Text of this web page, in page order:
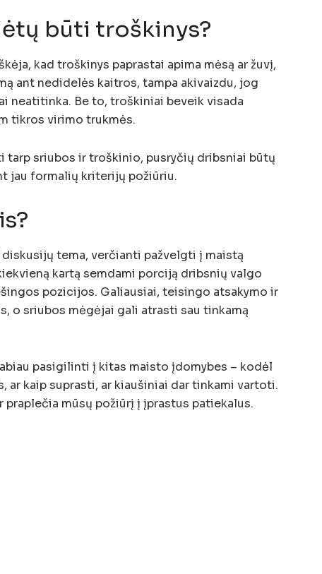
būti troškinys?
kad troškinys paprastai apima mėsą ar žuvį,
ant nedidelės kaitros, tampa akivaizdu, jog
neatitinka. Be to, troškiniai beveik visada
tikros virimo trukmės.
tarp sriubos ir troškinio, pusryčių dribsniai būtų
jau formalių kriterijų požiūriu.
tema, verčianti pažvelgti į maistą
kartą semdami porciją dribsnių valgo
pozicijos. Galiausiai, teisingo atsakymo ir
o sriubos mėgėjai gali atrasti sau tinkamą
pasigilinti į kitas maisto įdomybes – kodėl
ar kaip suprasti, ar kiaušiniai dar tinkami vartoti.
mūsų požiūrį į įprastus patiekalus.